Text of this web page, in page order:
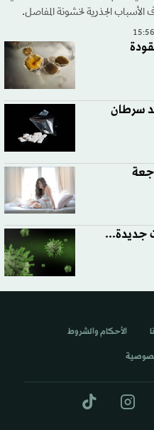
الجذرية لخشونة المفاصل.
سرطان
جديدة...
الأحكام والشروط